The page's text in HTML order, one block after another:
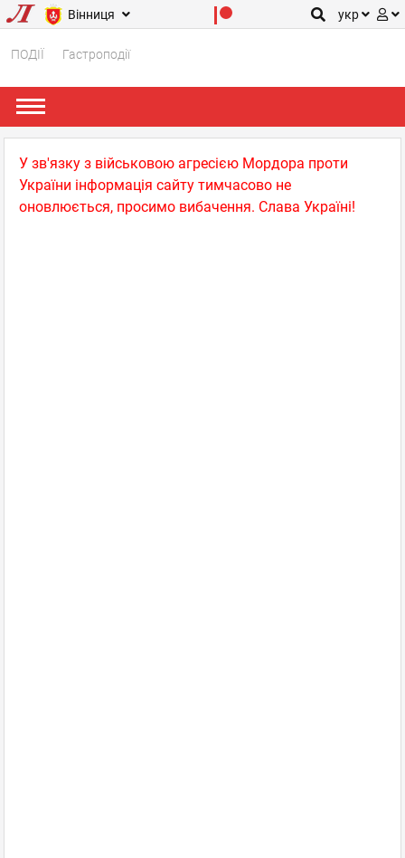
Вінниця укр
ПОДІЇ Гастроподії
У зв'язку з військовою агресією Мордора проти
України інформація сайту тимчасово не
оновлюється, просимо вибачення. Слава Україні!